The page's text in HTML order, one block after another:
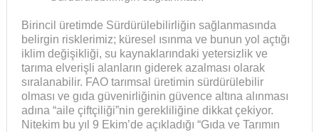
Birincil üretimde Sürdürülebilirliğin sağlanmasında
belirgin risklerimiz; küresel ısınma ve bunun yol açtığı
iklim değişikliği, su kaynaklarındaki yetersizlik ve
tarıma elverişli alanların giderek azalması olarak
sıralanabilir. FAO tarımsal üretimin sürdürülebilir
olması ve gıda güvenirliğinin güvence altına alınması
adına “aile çiftçiliği”nin gerekliliğine dikkat çekiyor.
Nitekim bu yıl 9 Ekim’de açıkladığı “Gıda ve Tarımın